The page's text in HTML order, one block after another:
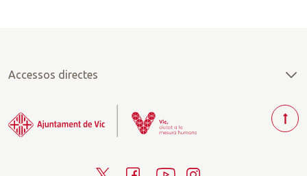
Accessos directes
T